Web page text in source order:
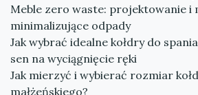
Meble zero waste: projektowanie i
minimalizujące odpady
Jak wybrać idealne kołdry do
sen na wyciągnięcie ręki
Jak mierzyć i wybierać rozmiar
małżeńskiego?